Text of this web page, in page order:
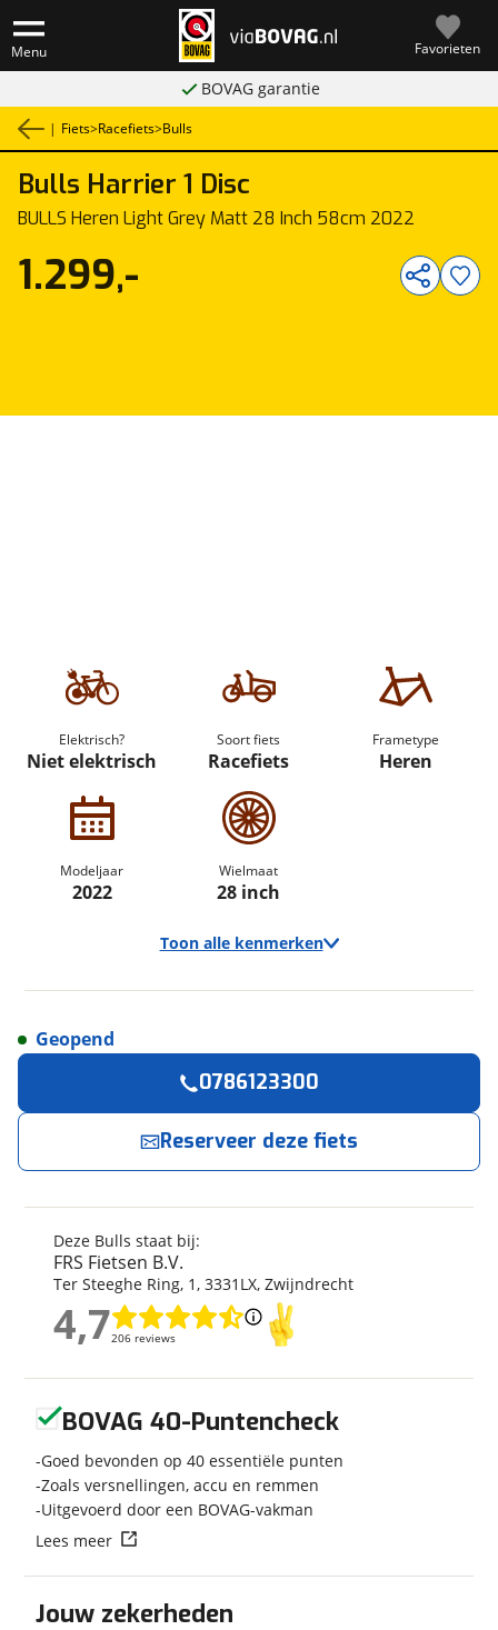
Menu Favorieten
BOVAG garantie
| Fiets>Racefiets>Bulls
Bulls Harrier 1 Disc
BULLS Heren Light Grey Matt 28 Inch 58cm 2022
Elektrisch?
Niet elektrisch
Soort fiets
Racefiets
Frametype
Heren
Modeljaar
2022
Wielmaat
28 inch
Toon alle kenmerken
Harrier 1 Disc
Modeljaar
2022
Framehoogte
Wielmaat
28 inch
Nieuw of occasion
Nieuw
Techniek
Framemateriaal
Aluminium
Kleur
Sortie
Fabriekskleur
Light Grey Matt
Model remsysteem voor
Model primair remsysteem
achter
Mechanische schijfrem
1.299,-
Deze Bulls staat bij:
FRS Fietsen B.V.
Ter Steeghe Ring, 1, 3331LX, Zwijndrecht
4,7206 reviews
4,7
Geopend
0786123300
Reserveer deze fiets
Reserveernu!
FRS Fietsen B.V. neemt snel contact met je op.
Jouw contactgegevens
E-mailadres
Vraag mijn reservering aan
over in onzeprivacyverklaring
Jouw zekerheden
BOVAG 40-Puntencheck
Goed bevonden op 40 essentiële punten
Zoals versnellingen, accu en remmen
Uitgevoerd door een BOVAG-vakman
Lees meer